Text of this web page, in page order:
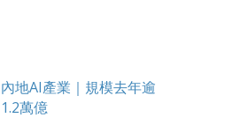
內地AI產業｜規模去年逾
1.2萬億